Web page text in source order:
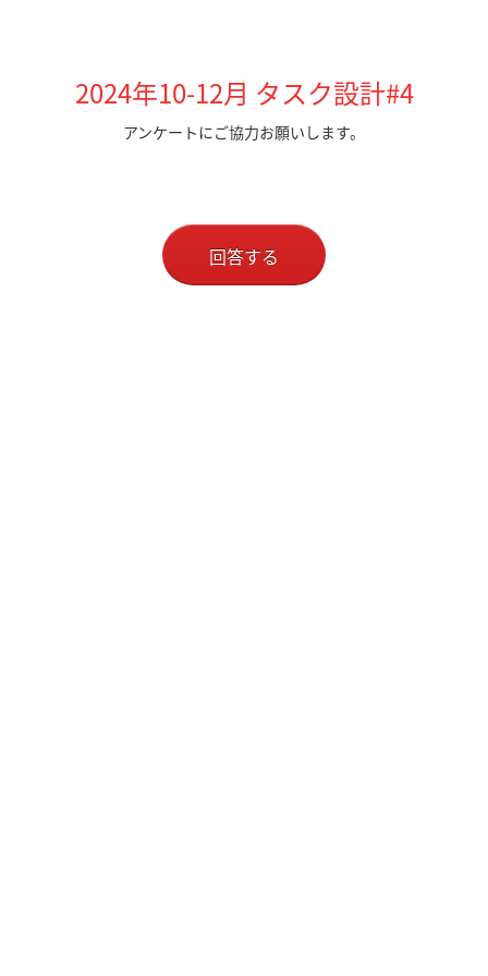
2024年10-12月 タスク設計#4
アンケートにご協力お願いします。
回答する